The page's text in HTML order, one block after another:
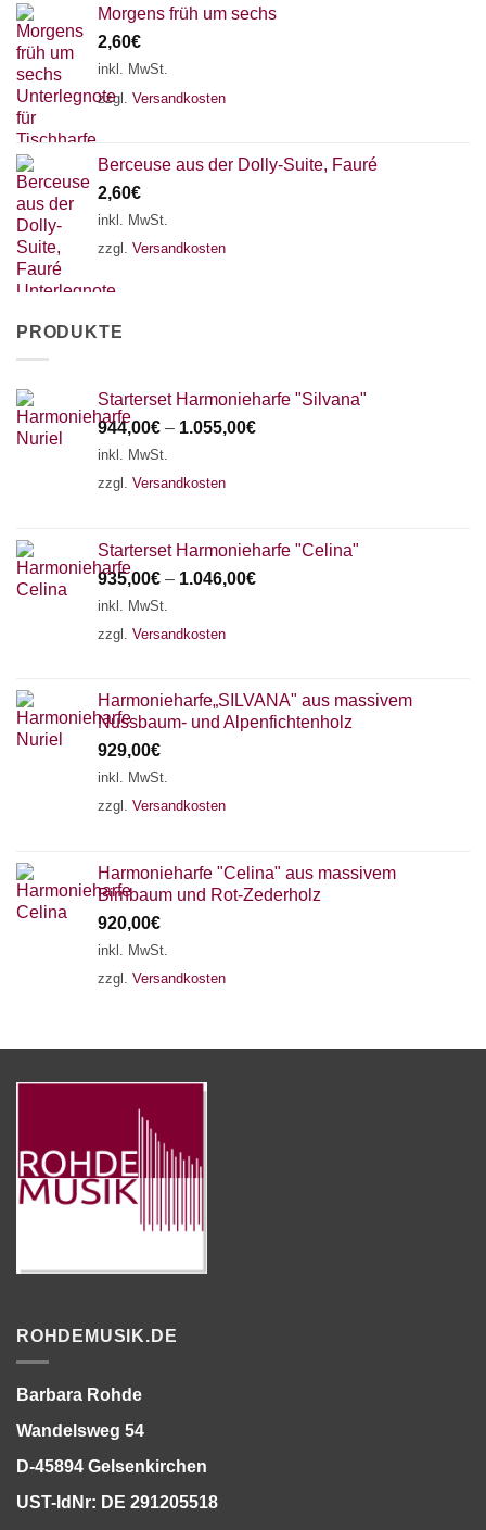
Morgens früh um sechs
2,60€
inkl. MwSt.
zzgl. Versandkosten
Berceuse aus der Dolly-Suite, Fauré
2,60€
inkl. MwSt.
zzgl. Versandkosten
PRODUKTE
Starterset Harmonieharfe "Silvana"
944,00€ – 1.055,00€
inkl. MwSt.
zzgl. Versandkosten
Starterset Harmonieharfe "Celina"
935,00€ – 1.046,00€
inkl. MwSt.
zzgl. Versandkosten
Harmonieharfe„SILVANA" aus massivem
Nussbaum- und Alpenfichtenholz
929,00€
inkl. MwSt.
zzgl. Versandkosten
Harmonieharfe "Celina" aus massivem
Birnbaum und Rot-Zederholz
920,00€
inkl. MwSt.
zzgl. Versandkosten
ROHDEMUSIK.DE
Barbara Rohde
Wandelsweg 54
D-45894 Gelsenkirchen
UST-IdNr: DE 291205518